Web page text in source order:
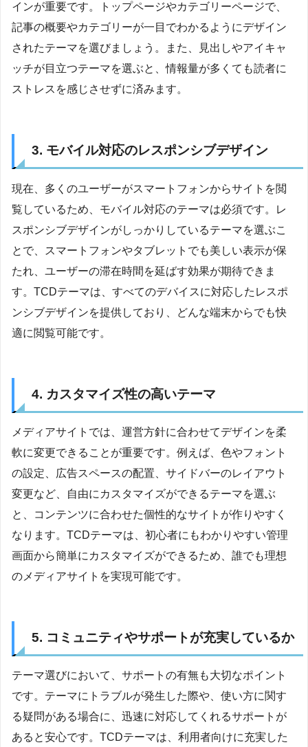
インが重要です。トップページやカテゴリーページで、
記事の概要やカテゴリーが一目でわかるようにデザイン
されたテーマを選びましょう。また、見出しやアイキャ
ッチが目立つテーマを選ぶと、情報量が多くても読者に
ストレスを感じさせずに済みます。
3. モバイル対応のレスポンシブデザイン
現在、多くのユーザーがスマートフォンからサイトを閲
覧しているため、モバイル対応のテーマは必須です。レ
スポンシブデザインがしっかりしているテーマを選ぶこ
とで、スマートフォンやタブレットでも美しい表示が保
たれ、ユーザーの滞在時間を延ばす効果が期待できま
す。TCDテーマは、すべてのデバイスに対応したレスポ
ンシブデザインを提供しており、どんな端末からでも快
適に閲覧可能です。
4. カスタマイズ性の高いテーマ
メディアサイトでは、運営方針に合わせてデザインを柔
軟に変更できることが重要です。例えば、色やフォント
の設定、広告スペースの配置、サイドバーのレイアウト
変更など、自由にカスタマイズができるテーマを選ぶ
と、コンテンツに合わせた個性的なサイトが作りやすく
なります。TCDテーマは、初心者にもわかりやすい管理
画面から簡単にカスタマイズができるため、誰でも理想
のメディアサイトを実現可能です。
5. コミュニティやサポートが充実しているか
テーマ選びにおいて、サポートの有無も大切なポイント
です。テーマにトラブルが発生した際や、使い方に関す
る疑問がある場合に、迅速に対応してくれるサポートが
あると安心です。TCDテーマは、利用者向けに充実した